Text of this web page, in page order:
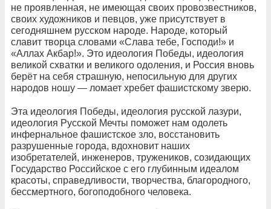
не проявленная, не имеющая своих провозвестников,
своих художников и певцов, уже присутствует в
сегодняшнем русском народе. Народе, который
славит творца словами «Слава тебе, Господи!» и
«Аллах Акбар!». Это идеология Победы, идеология
великой схватки и великого одоления, и Россия вновь
берёт на себя страшную, непосильную для других
народов ношу — ломает хребет фашистскому зверю.
Эта идеология Победы, идеология русской лазури,
идеология Русской Мечты поможет нам одолеть
инфернальное фашистское зло, восстановить
разрушенные города, вдохновит наших
изобретателей, инженеров, тружеников, созидающих
Государство Российское с его глубинным идеалом
красоты, справедливости, творчества, благородного,
бессмертного, богоподобного человека.